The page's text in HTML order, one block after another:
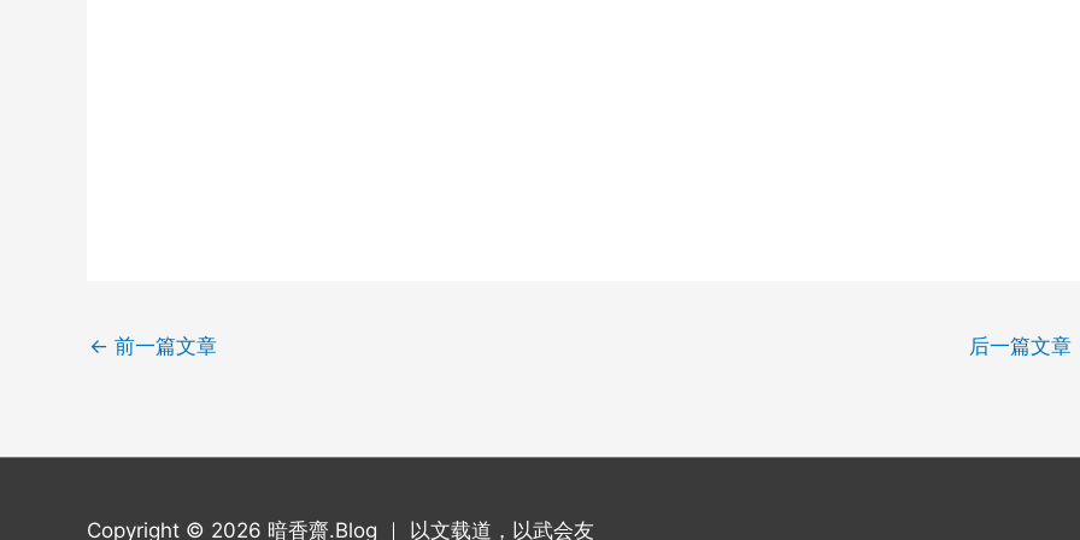
← 前一篇文章 后一篇文章
Copyright © 2026 暗香齋.Blog ｜ 以文载道，以武会友